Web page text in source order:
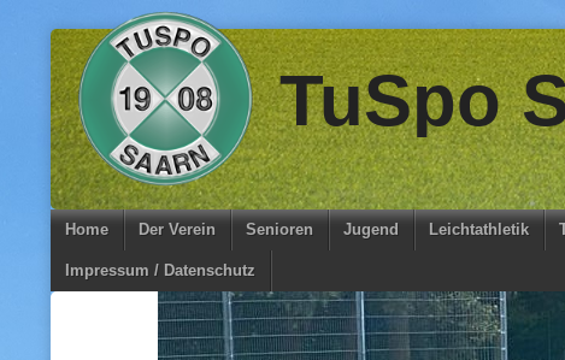
Skip
to
content
TuSpo
Home Der Verein Senioren Jugend Leichtathletik
Impressum / Datenschutz